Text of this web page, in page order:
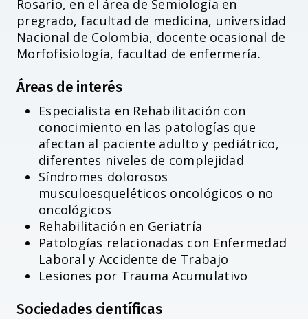
Rosario, en el área de Semiología en
pregrado, facultad de medicina, universidad
Nacional de Colombia, docente ocasional de
Morfofisiología, facultad de enfermería.
Áreas de interés
Especialista en Rehabilitación con
conocimiento en las patologías que
afectan al paciente adulto y pediátrico,
diferentes niveles de complejidad
Síndromes dolorosos
musculoesqueléticos oncológicos o no
oncológicos
Rehabilitación en Geriatría
Patologías relacionadas con Enfermedad
Laboral y Accidente de Trabajo
Lesiones por Trauma Acumulativo
Sociedades científicas